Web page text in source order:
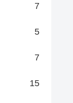
7
5
7
15